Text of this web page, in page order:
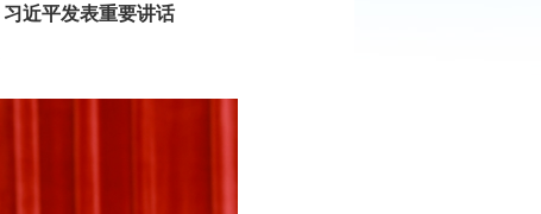
近平发表重要讲话